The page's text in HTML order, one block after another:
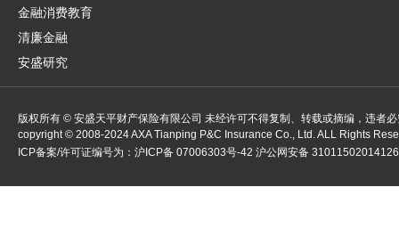
金融消费教育
清廉金融
安盛研究
版权所有 © 安盛天平财产保险有限公司 未经许可不得复制、转载或摘编，违者
copyright © 2008-2024AXA Tianping P&C Insurance Co., Ltd. ALL Rights
ICP备案/许可证编号为： 沪ICP备 07006303号-42 沪公网安备